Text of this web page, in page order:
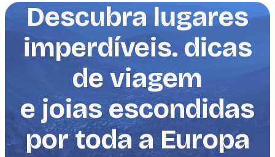
Descubra lugares
imperdíveis. dicas
de viagem
e joias escondidas
por toda a Europa